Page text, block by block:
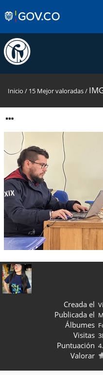
Inicio / 15 Mejor valoradas/
Creada el
Publicada el
Álbumes
Visitas
Puntuación
Valorar